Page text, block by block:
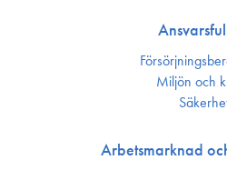
Miljön och
Arbetsmarknad